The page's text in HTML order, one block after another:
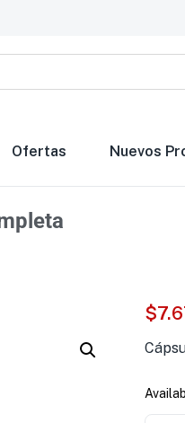
Ofertas Nuevos
$